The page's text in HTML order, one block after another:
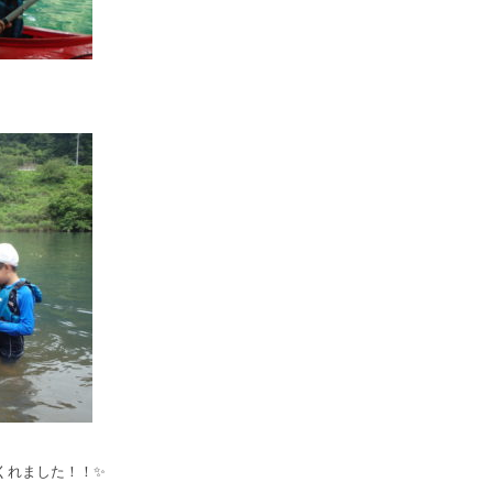
れました！！✨